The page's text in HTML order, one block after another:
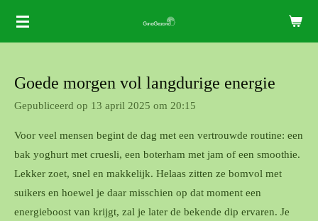
Ga
hoofdinhoud
Goede morgen vol langdurige energie
Gepubliceerd op 13 april 2025 om 20:15
Voor veel mensen begint de dag met een vertrouwde routine: een
bak yoghurt met cruesli, een boterham met jam of een smoothie.
Lekker zoet, snel en makkelijk. Helaas zitten ze bomvol met
suikers en hoewel je daar misschien op dat moment een
energieboost van krijgt, zal je later de bekende dip ervaren. Je